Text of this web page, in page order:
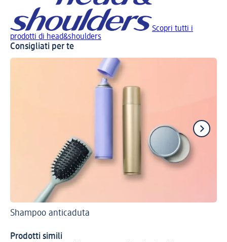
Scopri tutti i
prodotti di head&shoulders
Consigliati per te
Shampoo anticaduta
Prodotti simili